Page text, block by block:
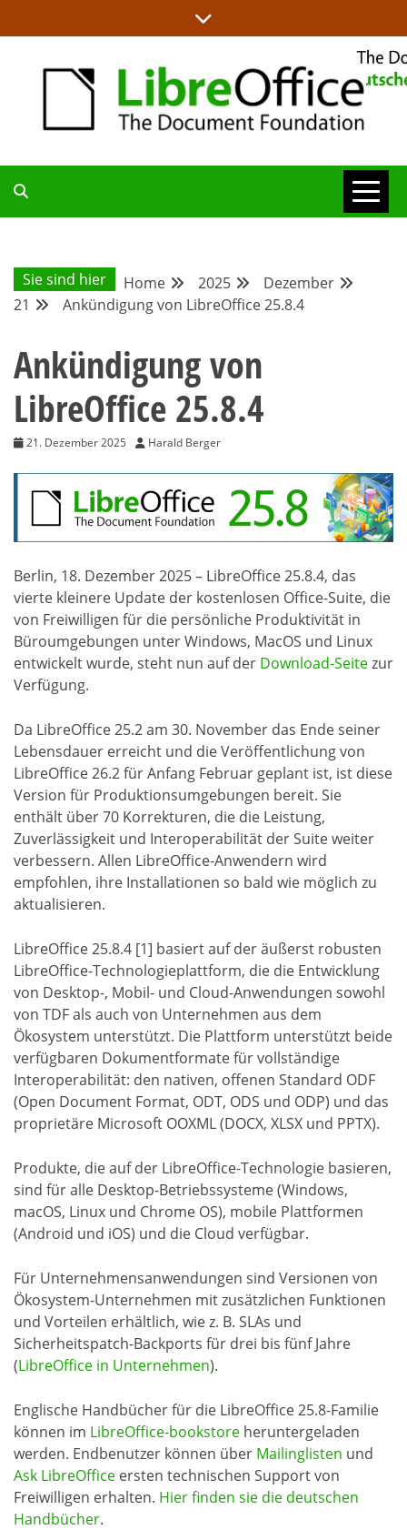
to
DEUTSCHER
COMMUNITY-
BLOG
Sie sind hier Home 2025
Dezember
21
Ankündigung von LibreOffice 25.8.4
Ankündigung von
LibreOffice 25.8.4
21. Dezember 2025 Harald Berger
Berlin, 18. Dezember 2025 – LibreOffice 25.8.4, das
vierte kleinere Update der kostenlosen Office-Suite, die
von Freiwilligen für die persönliche Produktivität in
Büroumgebungen unter Windows, MacOS und Linux
entwickelt wurde, steht nun auf der Download-Seitezur
Verfügung.
Da LibreOffice 25.2 am 30. November das Ende seiner
Lebensdauer erreicht und die Veröffentlichung von
LibreOffice 26.2 für Anfang Februar geplant ist, ist diese
Version für Produktionsumgebungen bereit. Sie
enthält über 70 Korrekturen, die die Leistung,
Zuverlässigkeit und Interoperabilität der Suite weiter
verbessern. Allen LibreOffice-Anwendern wird
empfohlen, ihre Installationen so bald wie möglich zu
aktualisieren.
LibreOffice 25.8.4 [1] basiert auf der äußerst robusten
LibreOffice-Technologieplattform, die die Entwicklung
von Desktop-, Mobil- und Cloud-Anwendungen sowohl
von TDF als auch von Unternehmen aus dem
Ökosystem unterstützt. Die Plattform unterstützt beide
verfügbaren Dokumentformate für vollständige
Interoperabilität: den nativen, offenen Standard ODF
(Open Document Format, ODT, ODS und ODP) und das
proprietäre Microsoft OOXML (DOCX, XLSX und PPTX).
Produkte, die auf der LibreOffice-Technologie basieren,
sind für alle Desktop-Betriebssysteme (Windows,
macOS, Linux und Chrome OS), mobile Plattformen
(Android und iOS) und die Cloud verfügbar.
Für Unternehmensanwendungen sind Versionen von
Ökosystem-Unternehmen mit zusätzlichen Funktionen
und Vorteilen erhältlich, wie z. B. SLAs und
Sicherheitspatch-Backports für drei bis fünf Jahre
(LibreOffice in Unternehmen).
Englische Handbücher für die LibreOffice 25.8-Familie
können im LibreOffice-bookstore heruntergeladen
werden. Endbenutzer können über Mailinglisten und
Ask LibreOffice ersten technischen Support von
Freiwilligen erhalten. Hier finden sie die deutschen
Handbücher.